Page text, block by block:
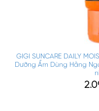
GIGI SUNCARE DAILY
Dưỡng Ẩm Dùng Hằng